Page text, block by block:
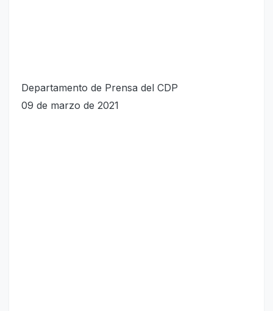
Departamento de Prensa del CDP
09 de marzo de 2021